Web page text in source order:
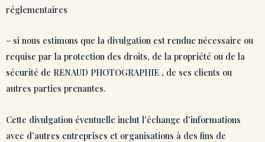
réglementaires
– si nous estimons que la divulgation est rendue nécessaire ou
requise par la protection des droits, de la propriété ou de la
sécurité de RENAUD PHOTOGRAPHIE , de ses clients ou
autres parties prenantes.
Cette divulgation éventuelle inclut l’échange d’informations
avec d’autres entreprises et organisations à des fins de